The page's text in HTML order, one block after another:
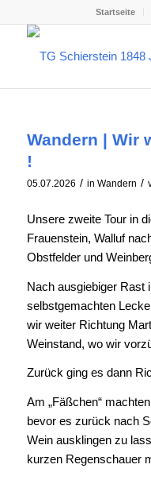
Startseite
Wandern | Wir
!
05.07.2026 / in Wandern /
Unsere zweite Tour in
Frauenstein, Walluf
Obstfelder und
Nach ausgiebiger Rast
selbstgemachten
wir weiter Richtung
Weinstand, wo wir
Zurück ging es dann
Am „Fäßchen“
bevor es zurück nach
Wein ausklingen zu
kurzen Regenschauer